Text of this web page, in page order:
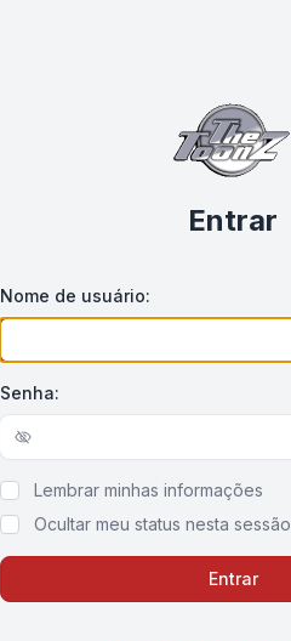
Entrar
Nome de usuário:
Senha:
Show/hide password
Lembrar minhas informações
Ocultar meu status nesta sessão